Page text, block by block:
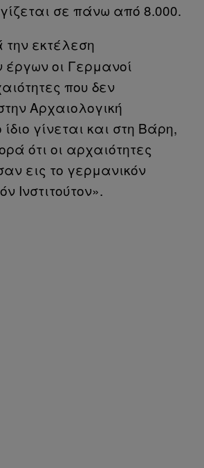
σε πάνω από 8.000.
εκτέλεση
έργων οι Γερμανοί
που δεν
Αρχαιολογική
γίνεται και στη Βάρη,
ότι οι αρχαιότητες
εις το γερμανικόν
Ινστιτούτον».